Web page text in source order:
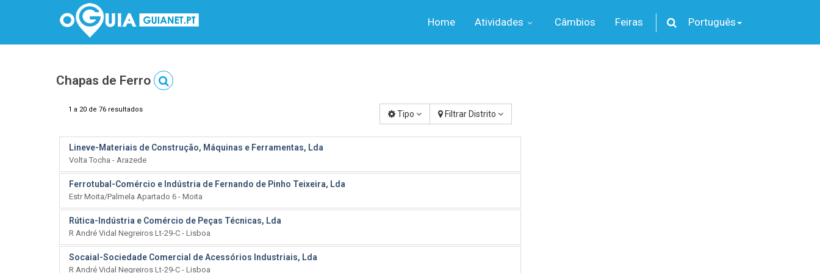
Home Atividades Câmbios Feiras Português
Chapas de Ferro
1 a 20 de 76 resultados Tipo Filtrar Distrito
Lineve-Materiais de Construção, Máquinas e Ferramentas, Lda
Volta Tocha - Arazede
Ferrotubal-Comércio e Indústria de Fernando de Pinho Teixeira, Lda
Estr Moita/Palmela Apartado 6 - Moita
Rútica-Indústria e Comércio de Peças Técnicas, Lda
R André Vidal Negreiros Lt-29-C - Lisboa
Socaial-Sociedade Comercial de Acessórios Industriais, Lda
R André Vidal Negreiros Lt-29-C - Lisboa